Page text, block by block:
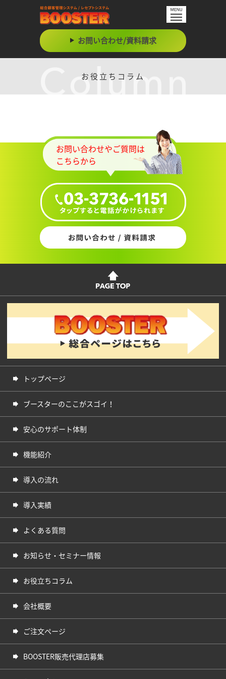
お問い合わせ/資料請求
お役立ちコラム
お問い合わせやご質問は
こちらから
トップページ
ブースターのここがスゴイ！
安心のサポート体制
機能紹介
導入の流れ
導入実績
よくある質問
お知らせ・セミナー情報
お役立ちコラム
会社概要
ご注文ページ
BOOSTER販売代理店募集